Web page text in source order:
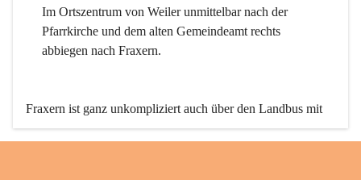
Im Ortszentrum von Weiler unmittelbar nach der
Pfarrkirche und dem alten Gemeindeamt rechts
abbiegen nach Fraxern.
Fraxern ist ganz unkompliziert auch über den Landbus mit
den öffentlichen Verkehrsmitteln zu erreichen. Die Linie